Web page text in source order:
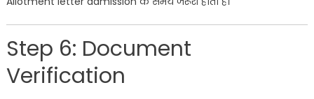
Step 6: Document
Verification